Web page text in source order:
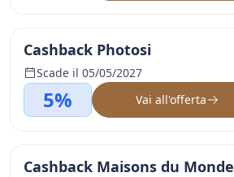
Cashback Photosi
Scade il 05/05/2027
5% Vai all'offerta
Cashback Maisons du Monde